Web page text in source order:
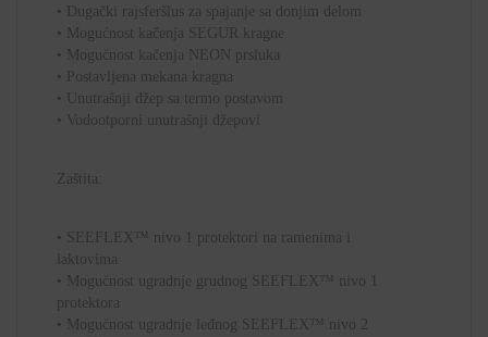
• Dugački rajsferšlus za spajanje sa donjim delom
• Mogućnost kačenja SEGUR kragne
• Mogućnost kačenja NEON prsluka
• Postavljena mekana kragna
• Unutrašnji džep sa termo postavom
• Vodootporni unutrašnji džepovi
Zaštita:
• SEEFLEX™ nivo 1 protektori na ramenima i
laktovima
• Mogućnost ugradnje grudnog SEEFLEX™ nivo 1
protektora
• Mogućnost ugradnje leđnog SEEFLEX™ nivo 2